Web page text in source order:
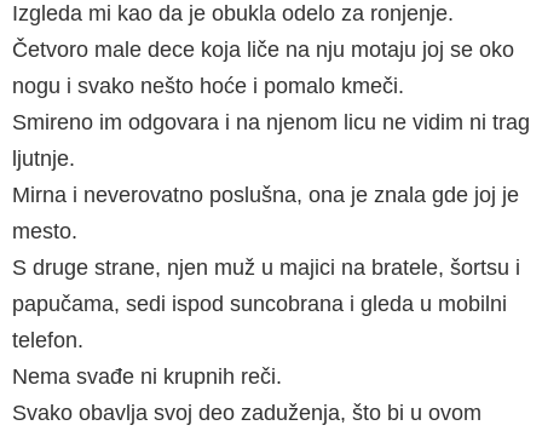
Izgleda mi kao da je obukla odelo za ronjenje.
Četvoro male dece koja liče na nju motaju joj se oko
nogu i svako nešto hoće i pomalo kmeči.
Smireno im odgovara i na njenom licu ne vidim ni trag
ljutnje.
Mirna i neverovatno poslušna, ona je znala gde joj je
mesto.
S druge strane, njen muž u majici na bratele, šortsu i
papučama, sedi ispod suncobrana i gleda u mobilni
telefon.
Nema svađe ni krupnih reči.
Svako obavlja svoj deo zaduženja, što bi u ovom